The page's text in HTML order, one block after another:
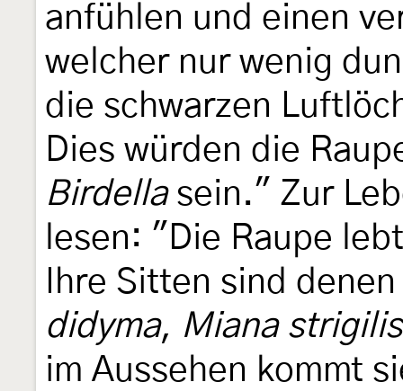
anfühlen und einen
welcher nur wenig
die schwarzen
Dies würden die
Birdellasein." Zur
lesen: "Die Raupe
Ihre Sitten sind
didyma, Miana strigilis
im Aussehen kommt